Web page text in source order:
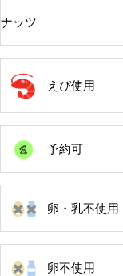
ナッツ
えび使用
予約可
卵・乳不使用
卵不使用